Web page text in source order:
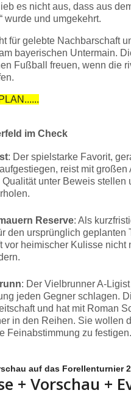
es nicht aus, dass aus
wurde und umgekehrt.
für gelebte Nachbarschaft
bayerischen Untermain.
Fußball freuen, wenn die
im Check
: Der spielstarke Favorit,
reist mit
unter Beweis stellen
Reserve: Als
den ursprünglich
vor heimischer Kulisse
: Der Vielbrunner A-
jeden Gegner schlagen.
und hat mit Roman
in den Reihen. Sie wollen
Feinabstimmung zu festigen.
auf das Forellenturnier
+ Vorschau +